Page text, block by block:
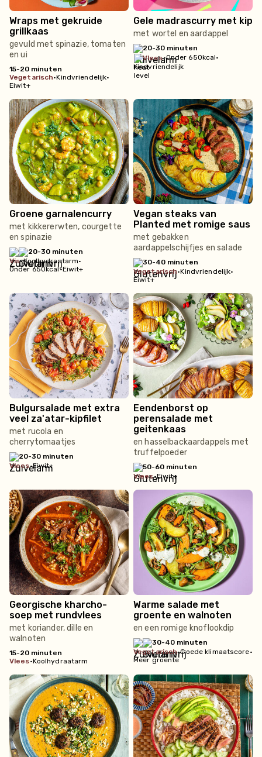
Wraps met gekruide
grillkaas
gevuld met spinazie, tomaten
en ui
15-20 minuten
vegetarisch•Kindvriendelijk•
Eiwit+
Gele madrascurry met kip
met wortel en aardappel
20-30 minuten
vlees•Onder 650kcal•
Kindvriendelijk
Groene garnalencurry
met kikkererwten, courgette
en spinazie
20-30 minuten
vis•Koolhydraatarm•
Onder 650kcal•Eiwit+
Vegan steaks van
Planted met romige saus
met gebakken
aardappelschijfjes en salade
30-40 minuten
vegetarisch•Kindvriendelijk•
Eiwit+
Bulgursalade met extra
veel za'atar-kipfilet
met rucola en
cherrytomaatjes
20-30 minuten
vlees•Eiwit+
Eendenborst op
perensalade met
geitenkaas
en hasselbackaardappels met
truffelpoeder
50-60 minuten
vlees•Eiwit+
Georgische kharcho-
soep met rundvlees
met koriander, dille en
walnoten
15-20 minuten
vlees•Koolhydraatarm
Warme salade met
groente en walnoten
en een romige knoflookdip
30-40 minuten
vegetarisch•Goede klimaatscore•
Meer groente